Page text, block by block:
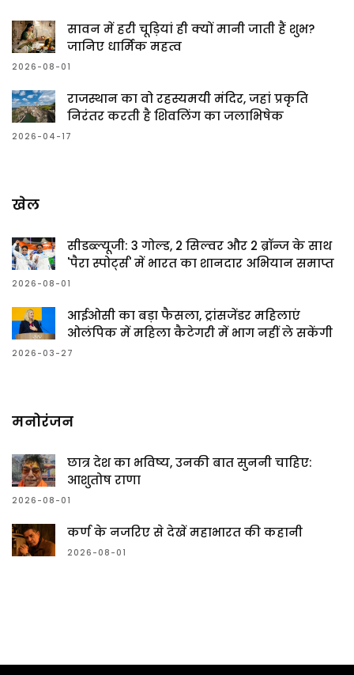
सावन में हरी चूड़ियां ही क्यों मानी जाती हैं शुभ?
जानिए धार्मिक महत्व
2026-08-01
राजस्थान का वो रहस्यमयी मंदिर, जहां प्रकृति
निरंतर करती है शिवलिंग का जलाभिषेक
2026-04-17
खेल
सीडब्ल्यूजी: 3 गोल्ड, 2 सिल्वर और 2 ब्रॉन्ज के साथ
'पैरा स्पोर्ट्स' में भारत का शानदार अभियान समाप्त
2026-08-01
आईओसी का बड़ा फैसला, ट्रांसजेंडर महिलाएं
ओलंपिक में महिला कैटेगरी में भाग नहीं ले सकेंगी
2026-03-27
मनोरंजन
छात्र देश का भविष्य, उनकी बात सुननी चाहिए:
आशुतोष राणा
2026-08-01
कर्ण के नजरिए से देखें महाभारत की कहानी
2026-08-01